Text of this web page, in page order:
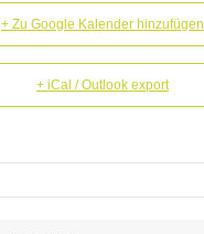
+ Zu Google Kalender hinzufügen
+ iCal / Outlook export